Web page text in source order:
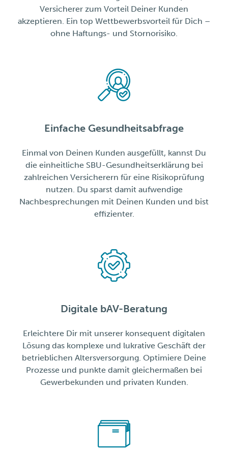
Versicherer zum Vorteil Deiner Kunden
akzeptieren. Ein top Wettbewerbsvorteil für Dich –
ohne Haftungs- und Stornorisiko.
Einfache Gesundheitsabfrage
Einmal von Deinen Kunden ausgefüllt, kannst Du
die einheitliche SBU-Gesundheitserklärung bei
zahlreichen Versicherern für eine Risikoprüfung
nutzen. Du sparst damit aufwendige
Nachbesprechungen mit Deinen Kunden und bist
effizienter.
Digitale bAV-Beratung
Erleichtere Dir mit unserer konsequent digitalen
Lösung das komplexe und lukrative Geschäft der
betrieblichen Altersversorgung. Optimiere Deine
Prozesse und punkte damit gleichermaßen bei
Gewerbekunden und privaten Kunden.